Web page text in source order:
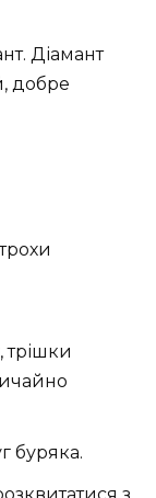
Діамант
добре
трішки
буряка.